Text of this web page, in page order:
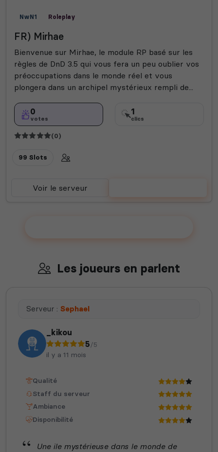
NwN1 Roleplay
FR) Mirhae
Bienvenue sur Mirhae, le module RP basé sur les
règles de DnD 3.5 qui vous fera un peu oublier vos
préoccupations dans le monde réel et vous
plongera dans un archipel mystérieux rempli de...
0
votes
1
clics
(0)
99 Slots
Voir le serveur
Les joueurs en parlent
Serveur : Sephael
_kikou
5/5
il y a 11 mois
Qualité
Staff du serveur
Ambiance
Disponibilité
Une ile mystérieuse dans le monde de